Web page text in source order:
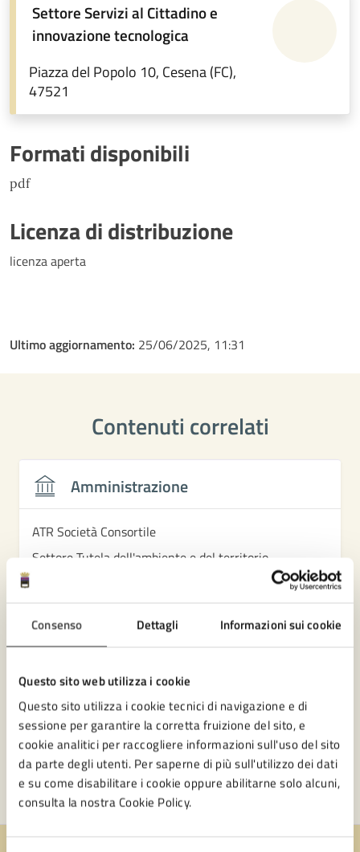
Consenso Dettagli Informazioni sui cookie
Questo sito web utilizza i cookie
Questo sito utilizza i cookie tecnici di navigazione e di
sessione per garantire la corretta fruizione del sito, e
cookie analitici per raccogliere informazioni sull'uso del sito
da parte degli utenti. Per saperne di più sull'utilizzo dei dati
e su come disabilitare i cookie oppure abilitarne solo alcuni,
consulta la nostra Cookie Policy.
Settore Servizi al Cittadino e
innovazione tecnologica
Piazza del Popolo 10, Cesena (FC),
47521
Formati disponibili
pdf
Licenza di distribuzione
licenza aperta
Ultimo aggiornamento: 25/06/2025, 11:31
Contenuti correlati
Amministrazione
ATR Società Consortile
Settore Tutela dell'ambiente e del territorio